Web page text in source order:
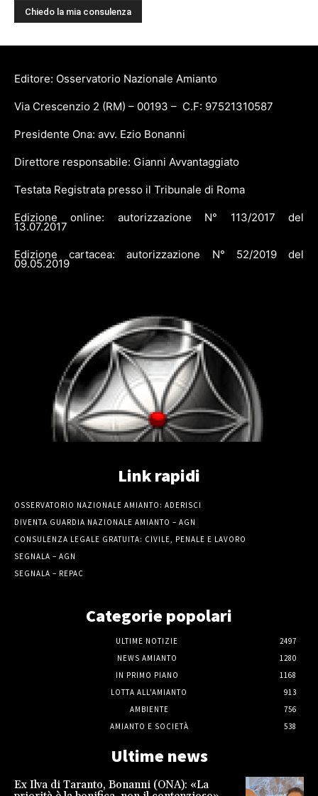
Editore: Osservatorio Nazionale Amianto
Via Crescenzio 2 (RM) – 00193 – C.F: 97521310587
Presidente Ona: avv. Ezio Bonanni
Direttore responsabile: Gianni Avvantaggiato
Testata Registrata presso il Tribunale di Roma
Edizione online: autorizzazione N° 113/2017 del
13.07.2017
Edizione cartacea: autorizzazione N° 52/2019 del
09.05.2019
Link rapidi
OSSERVATORIO NAZIONALE AMIANTO: ADERISCI
DIVENTA GUARDIA NAZIONALE AMIANTO – AGN
CONSULENZA LEGALE GRATUITA: CIVILE, PENALE E LAVORO
SEGNALA – AGN
SEGNALA – REPAC
Categorie popolari
ULTIME NOTIZIE
2497
NEWS AMIANTO
1280
IN PRIMO PIANO
1168
LOTTA ALL'AMIANTO
913
AMBIENTE
756
AMIANTO E SOCIETÀ
538
Ultime news
Ex Ilva di Taranto, Bonanni (ONA): «La